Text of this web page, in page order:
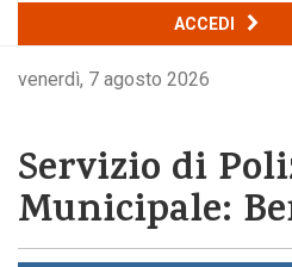
ACCEDI
venerdì, 7 agosto 2026
Servizio di
Municipale: